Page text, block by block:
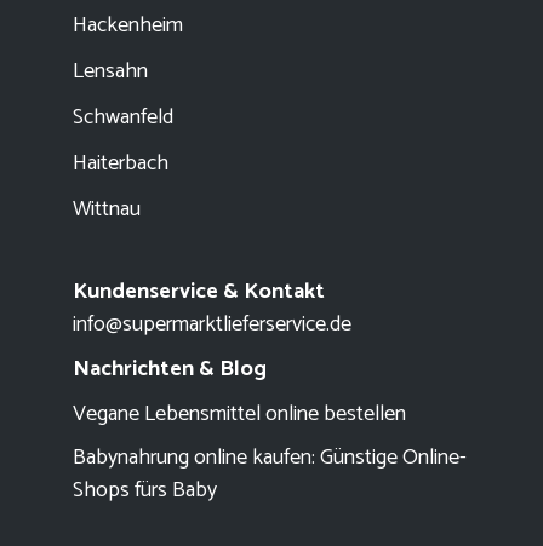
Hackenheim
Lensahn
Schwanfeld
Haiterbach
Wittnau
Kundenservice & Kontakt
info@supermarktlieferservice.de
Nachrichten & Blog
Vegane Lebensmittel online bestellen
Babynahrung online kaufen: Günstige Online-
Shops fürs Baby